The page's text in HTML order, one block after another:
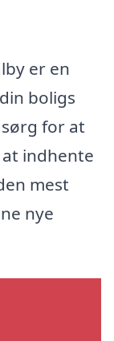
er en
boligs
for at
indhente
mest
nye